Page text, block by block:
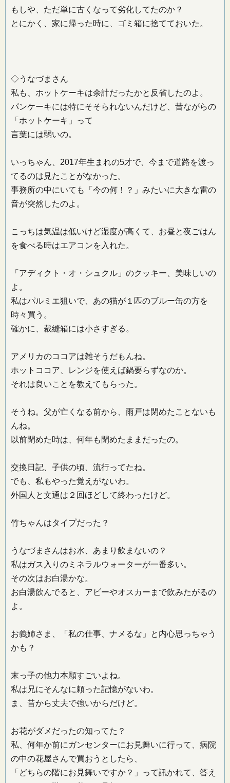
もしや、ただ単に古くなって劣化してたのか？
とにかく、家に帰った時に、ゴミ箱に捨てておいた。
◇うなづまさん
私も、ホットケーキは余計だったかと反省したのよ。
パンケーキには特にそそられないんだけど、昔ながらの
「ホットケーキ」って
言葉には弱いの。
いっちゃん、2017年生まれの5才で、今まで道路を渡っ
てるのは見たことがなかった。
事務所の中にいても「今の何！？」みたいに大きな雷の
音が突然したのよ。
こっちは気温は低いけど湿度が高くて、お昼と夜ごはん
を食べる時はエアコンを入れた。
「アディクト・オ・シュクル」のクッキー、美味しいの
よ。
私はパルミエ狙いで、あの猫が１匹のブルー缶の方を
時々買う。
確かに、裁縫箱には小さすぎる。
アメリカのココアは雑そうだもんね。
ホットココア、レンジを使えば鍋要らずなのか。
それは良いことを教えてもらった。
そうね。父が亡くなる前から、雨戸は閉めたことないも
んね。
以前閉めた時は、何年も閉めたままだったの。
交換日記、子供の頃、流行ってたね。
でも、私もやった覚えがないわ。
外国人と文通は２回ほどして終わったけど。
竹ちゃんはタイプだった？
うなづまさんはお水、あまり飲まないの？
私はガス入りのミネラルウォーターが一番多い。
その次はお白湯かな。
お白湯飲んでると、アビーやオスカーまで飲みたがるの
よ。
お義姉さま、「私の仕事、ナメるな」と内心思っちゃう
かも？
末っ子の他力本願すごいよね。
私は兄にそんなに頼った記憶がないわ。
ま、昔から丈夫で強いからだけど。
お花がダメだったの知ってた？
私、何年か前にガンセンターにお見舞いに行って、病院
の中の花屋さんで買おうとしたら、
「どちらの階にお見舞いですか？」って訊かれて、答え